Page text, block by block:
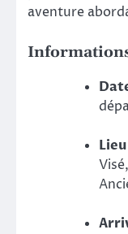
aventure